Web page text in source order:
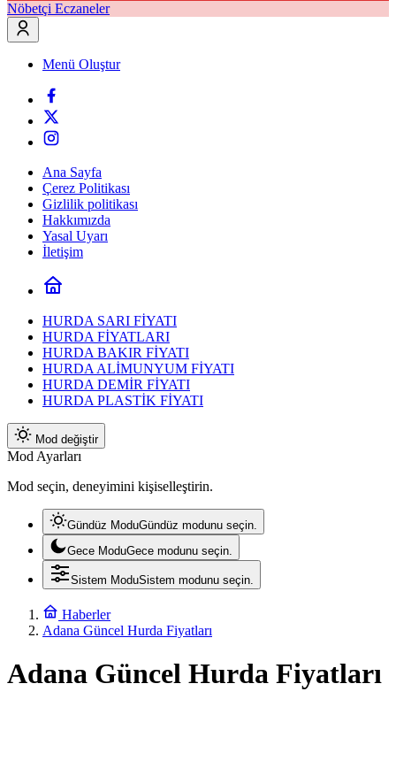
Nöbetçi Eczaneler
Menü Oluştur
Ana Sayfa
Çerez Politikası
Gizlilik politikası
Hakkımızda
Yasal Uyarı
İletişim
HURDA SARI FİYATI
HURDA FİYATLARI
HURDA BAKIR FİYATI
HURDA ALİMUNYUM FİYATI
HURDA DEMİR FİYATI
HURDA PLASTİK FİYATI
Mod değiştir
Mod Ayarları
Mod seçin, deneyimini kişiselleştirin.
Gündüz ModuGündüz modunu seçin.
Gece ModuGece modunu seçin.
Sistem ModuSistem modunu seçin.
Haberler
Adana Güncel Hurda Fiyatları
Adana Güncel Hurda Fiyatları